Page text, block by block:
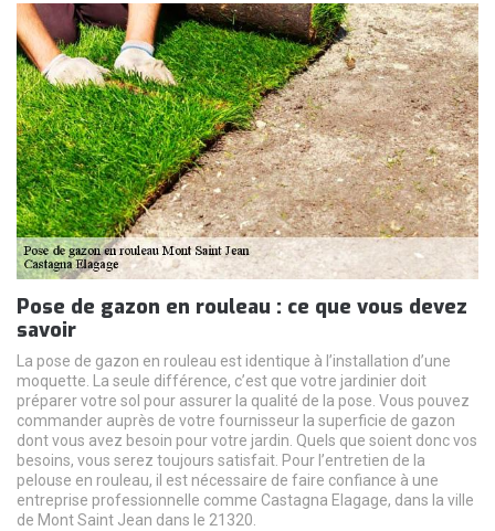
Pose de gazon en rouleau : ce que vous devez
savoir
La pose de gazon en rouleau est identique à l’installation d’une
moquette. La seule différence, c’est que votre jardinier doit
préparer votre sol pour assurer la qualité de la pose. Vous pouvez
commander auprès de votre fournisseur la superficie de gazon
dont vous avez besoin pour votre jardin. Quels que soient donc vos
besoins, vous serez toujours satisfait. Pour l’entretien de la
pelouse en rouleau, il est nécessaire de faire confiance à une
entreprise professionnelle comme Castagna Elagage, dans la ville
de Mont Saint Jean dans le 21320.